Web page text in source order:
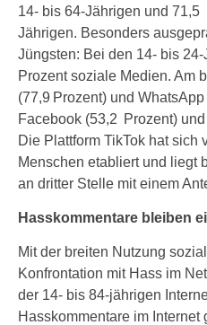
14- bis 64-Jährigen und 71,5
Jährigen. Besonders
Jüngsten: Bei den 14- bis
Prozent soziale Medien. Am
(77,9 Prozent) und
Facebook (53,2 Prozent)
Die Plattform TikTok hat sich
Menschen etabliert und liegt
an dritter Stelle mit einem
Hasskommentare bleiben
Mit der breiten Nutzung
Konfrontation mit Hass im
der 14- bis 84-jährigen
Hasskommentare im